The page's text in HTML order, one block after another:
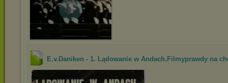
E.v.Daniken - 1. Lądowanie w Andach.Filmyprawdy na